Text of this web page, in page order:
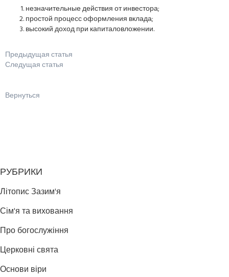
незначительные действия от инвестора;
простой процесс оформления вклада;
высокий доход при капиталовложении.
Предыдущая статья
Следущая статья
Вернуться
РУБРИКИ
Літопис Зазим'я
Сім'я та виховання
Про богослужіння
Церковні свята
Основи віри